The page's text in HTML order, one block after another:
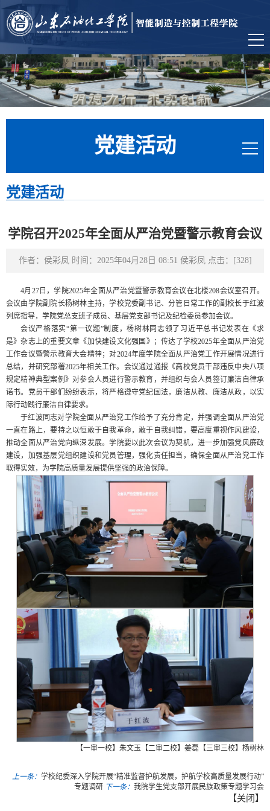
党建活动
党建活动
学院召开2025年全面从严治党暨警示教育会议
作者：侯彩凤 时间：2025年04月28日 08:51 侯彩凤 点击：[328]
4月27日，学院2025年全面从严治党暨警示教育会议在北楼208会议室召开。
会议由学院副院长杨树林主持，学校党委副书记、分管日常工作的副校长于红波
列席指导，学院党总支班子成员、基层党支部书记及纪检委员参加会议。
会议严格落实“第一议题”制度，杨树林同志领了习近平总书记发表在《求
是》杂志上的重要文章《加快建设文化强国》；传达了学校2025年全面从严治党
工作会议暨警示教育大会精神；对2024年度学院全面从严治党工作开展情况进行
总结，并研究部署2025年相关工作。会议通过通报《高校党员干部违反中央八项
规定精神典型案例》对参会人员进行警示教育，并组织与会人员签订廉洁自律承
诺书。党员干部们纷纷表示，将严格遵守党纪国法，廉洁从教、廉洁从政，以实
际行动践行廉洁自律要求。
于红波同志对学院全面从严治党工作给予了充分肯定，并强调全面从严治党
一直在路上，要持之以恒敢于自我革命，敢于自我纠错，要高度重视作风建设，
推动全面从严治党向纵深发展。学院要以此次会议为契机，进一步加强党风廉政
建设，加强基层党组织建设和党员管理，强化责任担当，确保全面从严治党工作
取得实效，为学院高质量发展提供坚强的政治保障。
【一审一校】朱文玉【二审二校】姜磊【三审三校】杨树林
上一条： 学校纪委深入学院开展“精准监督护航发展，护航学校高质量发展行动”
专题调研 下一条： 我院学生党支部开展民族政策专题学习会
【关闭 】